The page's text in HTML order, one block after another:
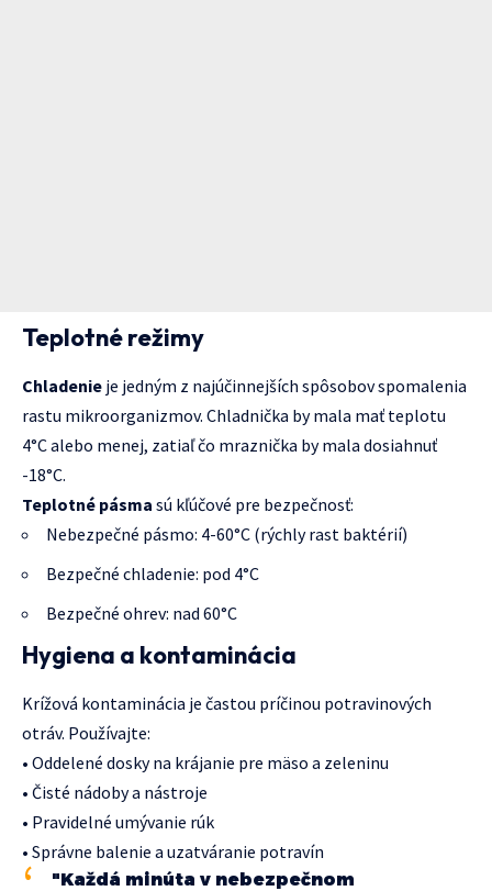
Teplotné režimy
Chladenie je jedným z najúčinnejších spôsobov spomalenia
rastu mikroorganizmov. Chladnička by mala mať teplotu
4°C alebo menej, zatiaľ čo mraznička by mala dosiahnuť
-18°C.
Teplotné pásma sú kľúčové pre bezpečnosť:
Nebezpečné pásmo: 4-60°C (rýchly rast baktérií)
Bezpečné chladenie: pod 4°C
Bezpečné ohrev: nad 60°C
Hygiena a kontaminácia
Krížová kontaminácia je častou príčinou potravinových
otráv. Používajte:
• Oddelené dosky na krájanie pre mäso a zeleninu
• Čisté nádoby a nástroje
• Pravidelné umývanie rúk
• Správne balenie a uzatváranie potravín
"Každá minúta v nebezpečnom